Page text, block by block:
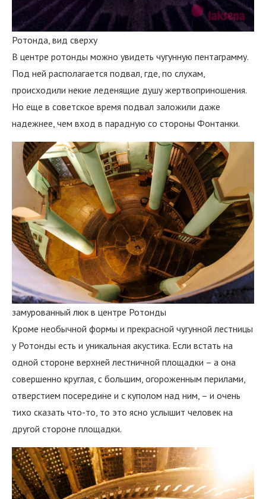
Ротонда, вид сверху
В центре ротонды можно увидеть чугунную пентаграмму.
Под ней располагается подвал, где, по слухам,
происходили некие леденящие душу жертвоприношения.
Но еще в советское время подвал заложили даже
надежнее, чем вход в парадную со стороны Фонтанки.
замурованный люк в центре Ротонды
Кроме необычной формы и прекрасной чугунной лестницы
у Ротонды есть и уникальная акустика. Если встать на
одной стороне верхней лестничной площадки – а она
совершенно круглая, с большим, огороженным перилами,
отверстием посередине и с куполом над ним, – и очень
тихо сказать что-то, то это ясно услышит человек на
другой стороне площадки.